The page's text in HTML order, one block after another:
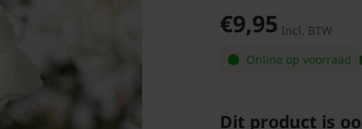
€9,95 Incl. BTW
Online op voorraad
Dit product is